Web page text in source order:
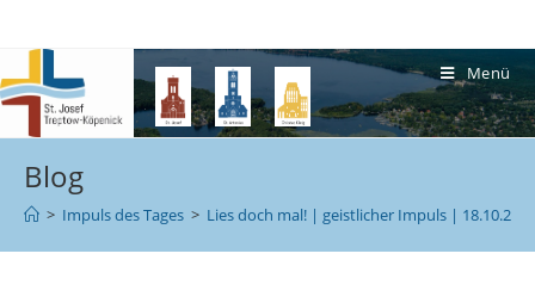
Menü
Blog
> Impuls des Tages > Lies doch mal! | geistlicher Impuls | 18.10.2023